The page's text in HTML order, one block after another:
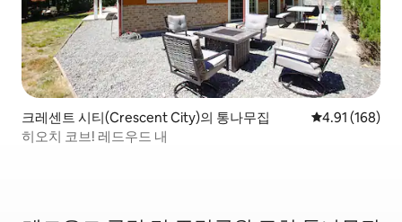
크레센트 시티(Crescent City)의 통나무집 평점 4.91점(5
4.91 (168)
히오치 코브! 레드우드 내